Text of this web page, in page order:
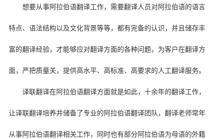
想要从事阿拉伯语翻译工作，需要翻译人员对阿拉伯语的语言
特点、语法结构以及文化背景等等，都有完备的认识，并且储存丰
富的翻译经验，才能够应对翻译方面的各种问题，为客户在翻译方
面，严把质量关，提供高水平、高标准、高要求的人工翻译服务。
译联翻译在阿拉伯语翻译方面就是如此，十余年的翻译工作，
让译联翻译培养并储备了专业的阿拉伯语翻译团队，翻译老师常年
从事阿拉伯语翻译相关工作，同时也有部分阿拉伯语为母语的外籍